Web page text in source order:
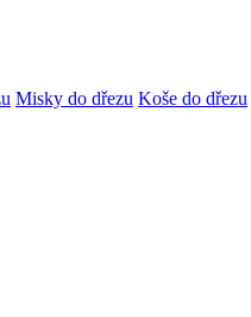
Misky do dřezu Koše do dřezu